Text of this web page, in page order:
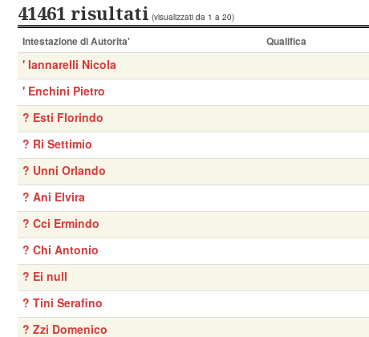
41461 risultati (visualizzati da 1 a 20)
Intestazione di Autorita' Qualifica
' Iannarelli Nicola
' Enchini Pietro
? Esti Florindo
? Ri Settimio
? Unni Orlando
? Ani Elvira
? Cci Ermindo
? Chi Antonio
? Ei null
? Tini Serafino
? Zzi Domenico